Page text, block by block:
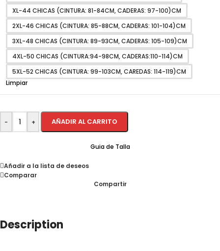
XL-44 CHICAS (CINTURA: 81-84CM, CADERAS: 97-100)CM
2XL-46 CHICAS (CINTURA: 85-88CM, CADERAS: 101-104)CM
3XL-48 CHICAS (CINTURA: 89-93CM, CADERAS: 105-109)CM
4XL-50 CHICAS (CINTURA:94-98CM, CADERAS:110-114)CM
5XL-52 CHICAS (CINTURA: 99-103CM, CAREDAS: 114-119)CM
Limpiar
- + AÑADIR AL CARRITO
Guia de Talla
Añadir a la lista de deseos
Comparar
Compartir
Description